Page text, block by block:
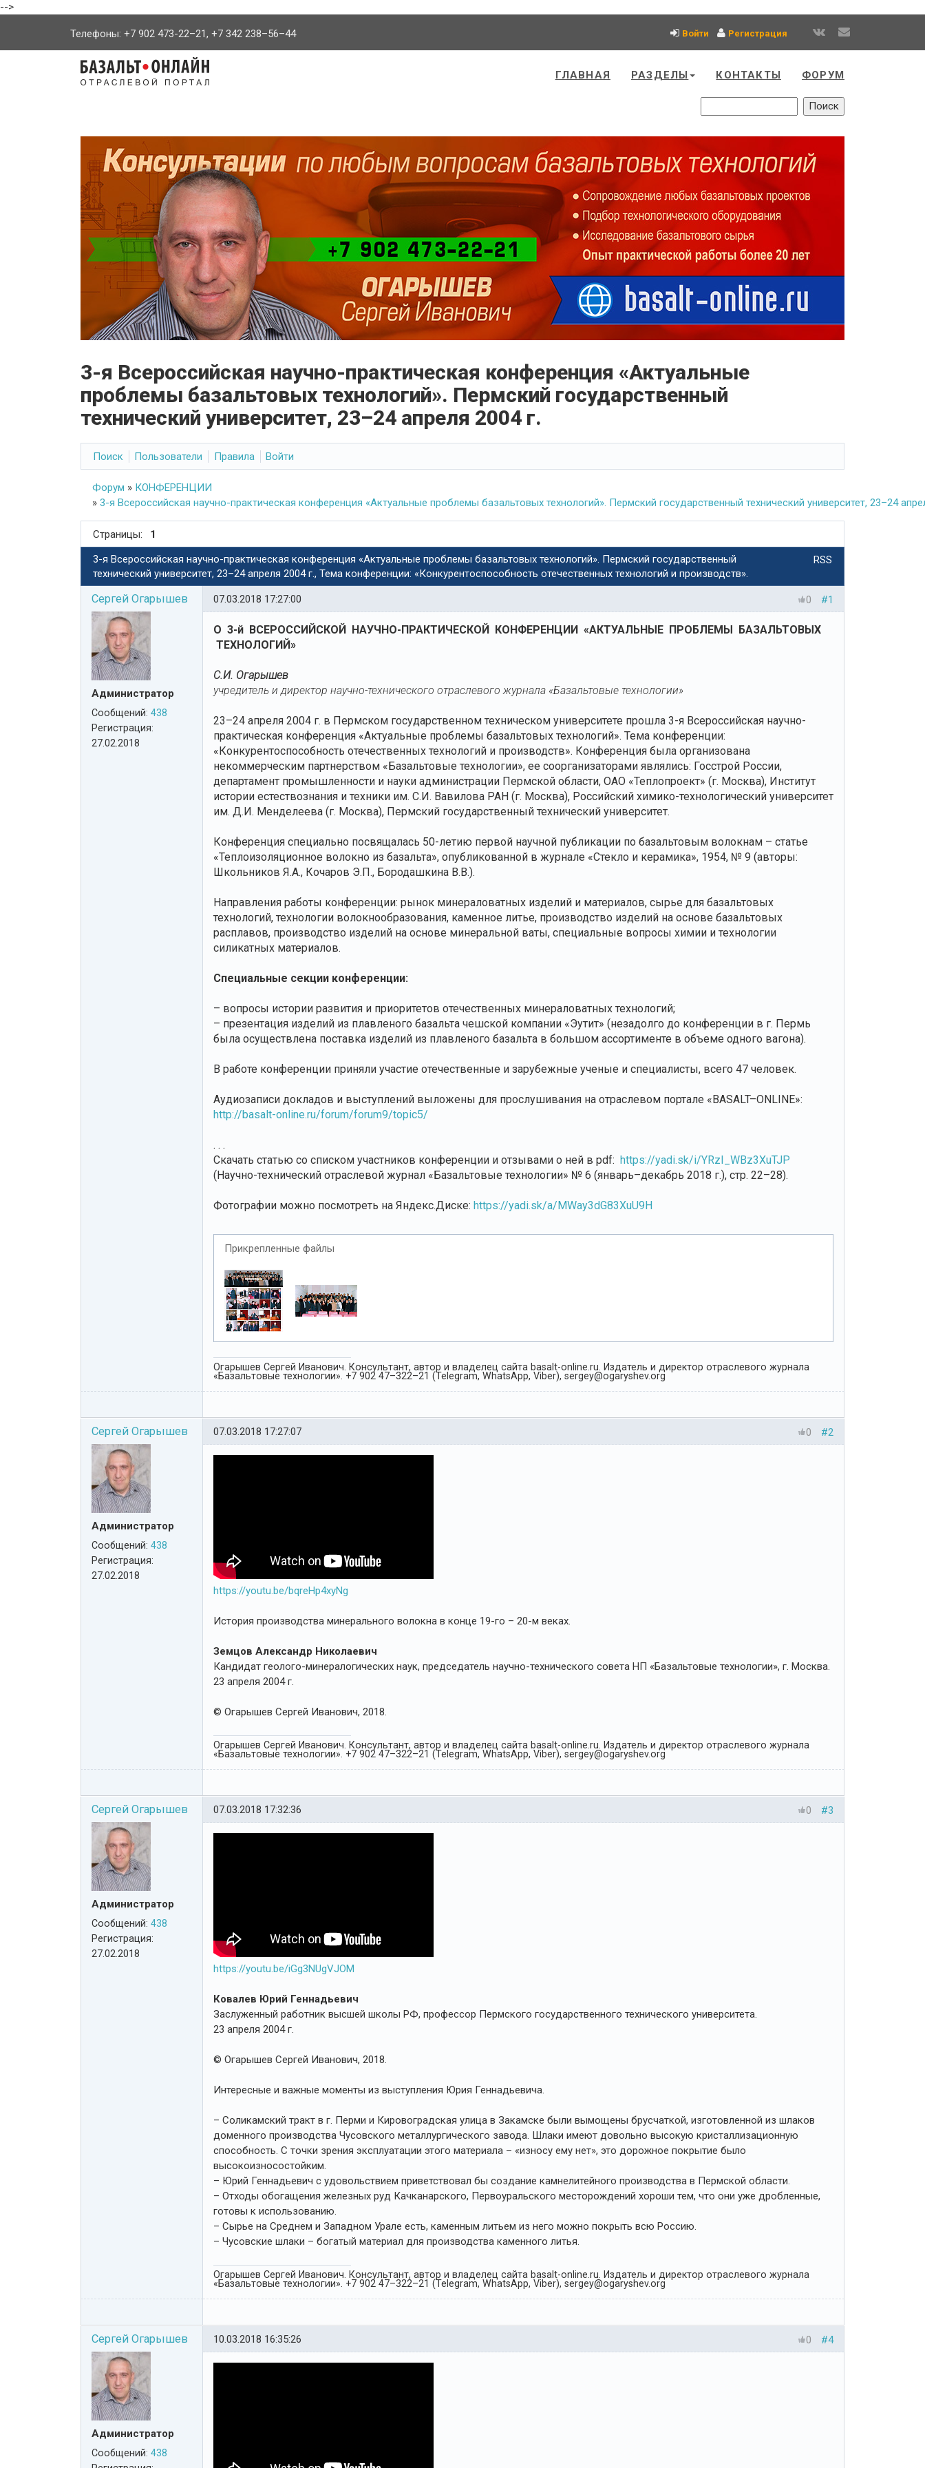
-->
Телефоны: +7 902 473-22–21, +7 342 238–56–44 Войти Регистрация
ГЛАВНАЯ РАЗДЕЛЫ КОНТАКТЫ ФОРУМ
3-я Всероссийская научно-практическая конференция «Актуальные
проблемы базальтовых технологий». Пермский государственный
технический университет, 23–24 апреля 2004 г.
Поиск Пользователи Правила Войти
Форум » КОНФЕРЕНЦИИ
» 3-я Всероссийская научно-практическая конференция «Актуальные проблемы базальтовых технологий». Пермский государственный технический университет, 23–24
Страницы: 1
RSS
3-я Всероссийская научно-практическая конференция «Актуальные проблемы базальтовых технологий». Пермский государственный
технический университет, 23–24 апреля 2004 г., Тема конференции: «Конкурентоспособность отечественных технологий и производств».
Сергей Огарышев
Администратор
Сообщений: 438
Регистрация:
27.02.2018
#1
0
07.03.2018 17:27:00
О 3-й ВСЕРОССИЙСКОЙ НАУЧНО-ПРАКТИЧЕСКОЙ КОНФЕРЕНЦИИ «АКТУАЛЬНЫЕ ПРОБЛЕМЫ БАЗАЛЬТОВЫХ
ТЕХНОЛОГИЙ»
С.И. Огарышев
учредитель и директор научно-технического отраслевого журнала «Базальтовые технологии»
23–24 апреля 2004 г. в Пермском государственном техническом университете прошла 3-я Всероссийская научно-
практическая конференция «Актуальные проблемы базальтовых технологий». Тема конференции:
«Конкурентоспособность отечественных технологий и производств». Конференция была организована
некоммерческим партнерством «Базальтовые технологии», ее соорганизаторами являлись: Госстрой России,
департамент промышленности и науки администрации Пермской области, ОАО «Теплопроект» (г. Москва), Институт
истории естествознания и техники им. С.И. Вавилова РАН (г. Москва), Российский химико-технологический университет
им. Д.И. Менделеева (г. Москва), Пермский государственный технический университет.
Конференция специально посвящалась 50-летию первой научной публикации по базальтовым волокнам – статье
«Теплоизоляционное волокно из базальта», опубликованной в журнале «Стекло и керамика», 1954, № 9 (авторы:
Школьников Я.А., Кочаров Э.П., Бородашкина В.В.).
Направления работы конференции: рынок минераловатных изделий и материалов, сырье для базальтовых
технологий, технологии волокнообразования, каменное литье, производство изделий на основе базальтовых
расплавов, производство изделий на основе минеральной ваты, специальные вопросы химии и технологии
силикатных материалов.
Cпециальные секции конференции:
– вопросы истории развития и приоритетов отечественных минераловатных технологий;
– презентация изделий из плавленого базальта чешской компании «Эутит» (незадолго до конференции в г. Пермь
была осуществлена поставка изделий из плавленого базальта в большом ассортименте в объеме одного вагона).
В работе конференции приняли участие отечественные и зарубежные ученые и специалисты, всего 47 человек.
Аудиозаписи докладов и выступлений выложены для прослушивания на отраслевом портале «BASALT–ONLINE»:
http://basalt-online.ru/forum/forum9/topic5/
. . .
Скачать статью со списком участников конференции и отзывами о ней в pdf: https://yadi.sk/i/YRzI_WBz3XuTJP
(Научно-технический отраслевой журнал «Базальтовые технологии» № 6 (январь–декабрь 2018 г.), стр. 22–28).
Фотографии можно посмотреть на Яндекс.Диске: https://yadi.sk/a/MWay3dG83XuU9H
Прикрепленные файлы
Огарышев Сергей Иванович. Консультант, автор и владелец сайта basalt-online.ru. Издатель и директор отраслевого журнала
«Базальтовые технологии». +7 902 47–322–21 (Telegram, WhatsApp, Viber), sergey@ogaryshev.org
Сергей Огарышев
Администратор
Сообщений: 438
Регистрация:
27.02.2018
#2
0
07.03.2018 17:27:07
https://youtu.be/bqreHp4xyNg
История производства минерального волокна в конце 19-го – 20-м веках.
Земцов Александр Николаевич
Кандидат геолого-минералогических наук, председатель научно-технического совета НП «Базальтовые технологии», г. Москва.
23 апреля 2004 г.
© Огарышев Сергей Иванович, 2018.
Огарышев Сергей Иванович. Консультант, автор и владелец сайта basalt-online.ru. Издатель и директор отраслевого журнала
«Базальтовые технологии». +7 902 47–322–21 (Telegram, WhatsApp, Viber), sergey@ogaryshev.org
Сергей Огарышев
Администратор
Сообщений: 438
Регистрация:
27.02.2018
#3
0
07.03.2018 17:32:36
https://youtu.be/iGg3NUgVJOM
Ковалев Юрий Геннадьевич
Заслуженный работник высшей школы РФ, профессор Пермского государственного технического университета.
23 апреля 2004 г.
© Огарышев Сергей Иванович, 2018.
Интересные и важные моменты из выступления Юрия Геннадьевича.
– Соликамский тракт в г. Перми и Кировоградская улица в Закамске были вымощены брусчаткой, изготовленной из шлаков
доменного производства Чусовского металлургического завода. Шлаки имеют довольно высокую кристаллизационную
способность. С точки зрения эксплуатации этого материала – «износу ему нет», это дорожное покрытие было
высокоизносостойким.
– Юрий Геннадьевич с удовольствием приветствовал бы создание камнелитейного производства в Пермской области.
– Отходы обогащения железных руд Качканарского, Первоуральского месторождений хороши тем, что они уже дробленные,
готовы к использованию.
– Сырье на Среднем и Западном Урале есть, каменным литьем из него можно покрыть всю Россию.
– Чусовские шлаки – богатый материал для производства каменного литья.
Огарышев Сергей Иванович. Консультант, автор и владелец сайта basalt-online.ru. Издатель и директор отраслевого журнала
«Базальтовые технологии». +7 902 47–322–21 (Telegram, WhatsApp, Viber), sergey@ogaryshev.org
Сергей Огарышев
Администратор
Сообщений: 438
#4
0
10.03.2018 16:35:26